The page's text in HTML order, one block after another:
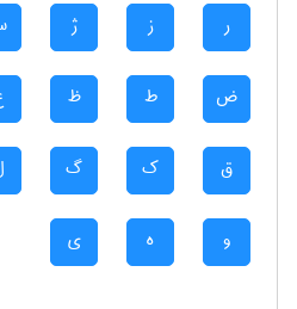
ر ز ژ
ض ط ظ
ق ک گ
و ه ی